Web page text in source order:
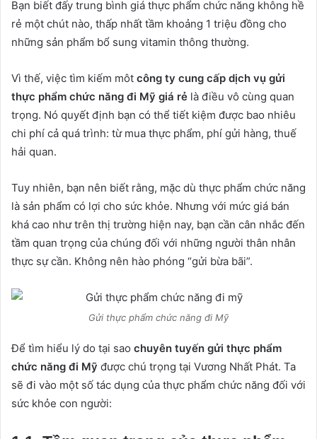
Bạn biết đấy trung bình giá thực phẩm chức năng không hề
rẻ một chút nào, thấp nhất tầm khoảng 1 triệu đồng cho
những sản phẩm bổ sung vitamin thông thường.
Vì thế, việc tìm kiếm môt công ty cung cấp dịch vụ gửi
thực phẩm chức năng đi Mỹ giá rẻ là điều vô cùng quan
trọng. Nó quyết định bạn có thể tiết kiệm được bao nhiêu
chi phí cả quá trình: từ mua thực phẩm, phí gửi hàng, thuế
hải quan.
Tuy nhiên, bạn nên biết rằng, mặc dù thực phẩm chức năng
là sản phẩm có lợi cho sức khỏe. Nhưng với mức giá bán
khá cao như trên thị trường hiện nay, bạn cần cân nhắc đến
tầm quan trọng của chúng đối với những người thân nhân
thực sự cần. Không nên hào phóng “gửi bừa bãi”.
Gửi thực phẩm chức năng đi Mỹ
Để tìm hiểu lý do tại sao chuyên tuyến gửi thực phẩm
chức năng đi Mỹ được chú trọng tại Vương Nhất Phát. Ta
sẽ đi vào một số tác dụng của thực phẩm chức năng đối với
sức khỏe con người: